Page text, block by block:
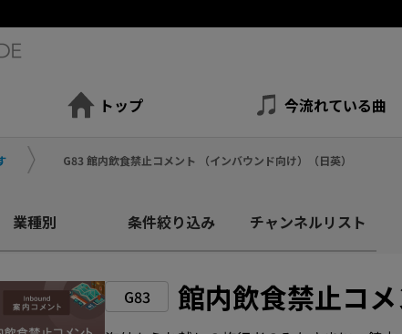
トップ 今流れている曲
G83 館内飲食禁止コメント （インバウンド向け）（日英）
業種別 条件絞り込み チャンネルリスト
G83 館内飲食禁止コ